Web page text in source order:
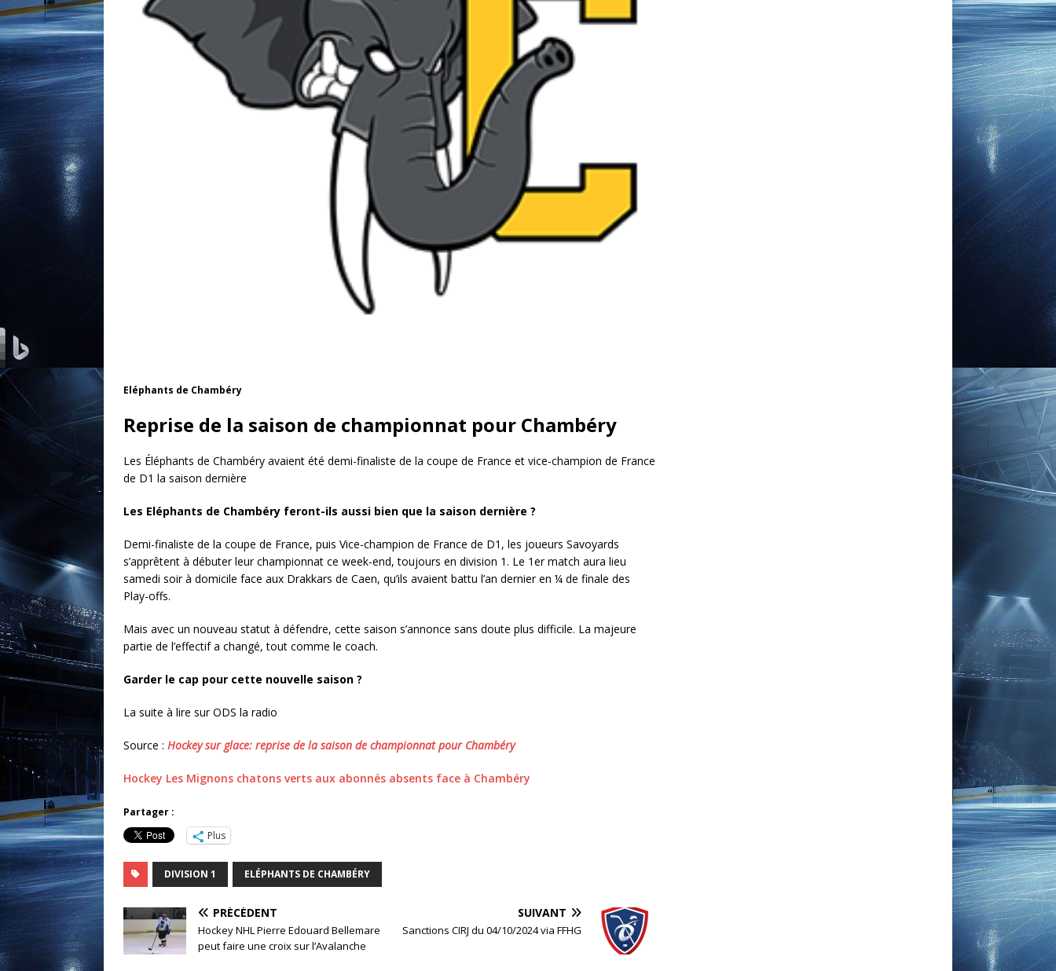
Eléphants de Chambéry
Reprise de la saison de championnat pour Chambéry
Les Éléphants de Chambéry avaient été demi-finaliste de la coupe de France et vice-champion de France
de D1 la saison dernière
Les Eléphants de Chambéry feront-ils aussi bien que la saison dernière ?
Demi-finaliste de la coupe de France, puis Vice-champion de France de D1, les joueurs Savoyards
s’apprêtent à débuter leur championnat ce week-end, toujours en division 1. Le 1er match aura lieu
samedi soir à domicile face aux Drakkars de Caen, qu’ils avaient battu l’an dernier en ¼ de finale des
Play-offs.
Mais avec un nouveau statut à défendre, cette saison s’annonce sans doute plus difficile. La majeure
partie de l’effectif a changé, tout comme le coach.
Garder le cap pour cette nouvelle saison ?
La suite à lire sur ODS la radio
Source : Hockey sur glace: reprise de la saison de championnat pour Chambéry
Hockey Les Mignons chatons verts aux abonnés absents face à Chambéry
Partager :
Plus
DIVISION 1 ELÉPHANTS DE CHAMBÉRY
PRÉCÉDENT
Hockey NHL Pierre Edouard Bellemare
peut faire une croix sur l’Avalanche
SUIVANT
Sanctions CIRJ du 04/10/2024 via FFHG